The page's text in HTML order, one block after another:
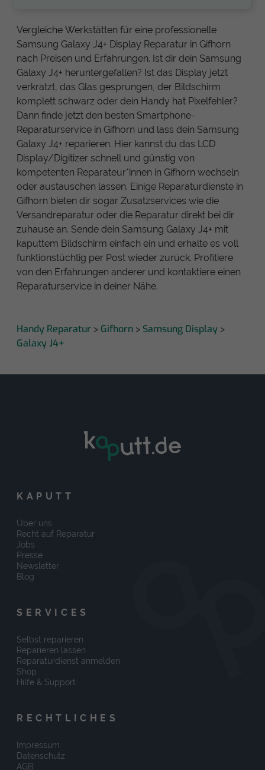
Vergleiche Werkstätten für eine professionelle
Samsung Galaxy J4+ Display Reparatur in Gifhorn
nach Preisen und Erfahrungen. Ist dir dein Samsung
Galaxy J4+ heruntergefallen? Ist das Display jetzt
verkratzt, das Glas gesprungen, der Bildschirm
komplett schwarz oder dein Handy hat Pixelfehler?
Dann finde jetzt den besten Smartphone-
Reparaturservice in Gifhorn und lass dein Samsung
Galaxy J4+ reparieren. Hier kannst du das LCD
Display/Digitizer schnell und günstig von
kompetenten Reparateur*innen in Gifhorn wechseln
oder austauschen lassen. Einige Reparaturdienste in
Gifhorn bieten dir sogar Zusatzservices wie die
Versandreparatur oder die Reparatur direkt bei dir
zuhause an. Sende dein Samsung Galaxy J4+ mit
kaputtem Bildschirm einfach ein und erhalte es voll
funktionstüchtig per Post wieder zurück. Profitiere
von den Erfahrungen anderer und kontaktiere einen
Reparaturservice in deiner Nähe.
Handy Reparatur > Gifhorn > Samsung Display >
Galaxy J4+
KAPUTT
Über uns
Recht auf Reparatur
Jobs
Presse
Newsletter
Blog
SERVICES
Selbst reparieren
Reparieren lassen
Reparaturdienst anmelden
Shop
Hilfe & Support
RECHTLICHES
Impressum
Datenschutz
AGB